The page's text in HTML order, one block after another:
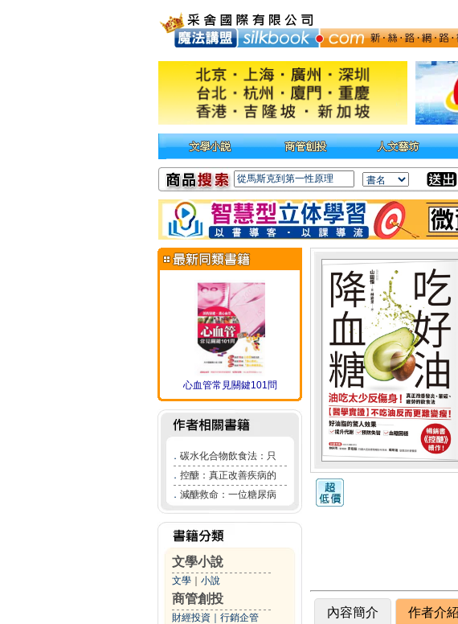
心血管常見關鍵101問
． 碳水化合物飲食法：只
． 控醣：真正改善疾病的
． 減醣救命：一位糖尿病
文學小說
文學 小說
商管創投
財經投資 行銷企管 內容簡介 作者介紹